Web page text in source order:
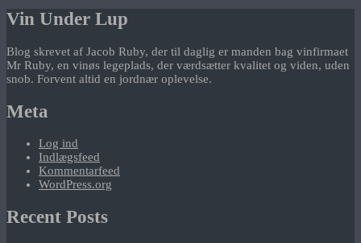
Vin Under Lup
Blog skrevet af Jacob Ruby, der til daglig er manden bag vinfirmaet
Mr Ruby, en vinøs legeplads, der værdsætter kvalitet og viden, uden
snob. Forvent altid en jordnær oplevelse.
Meta
Log ind
Indlægsfeed
Kommentarfeed
WordPress.org
Recent Posts